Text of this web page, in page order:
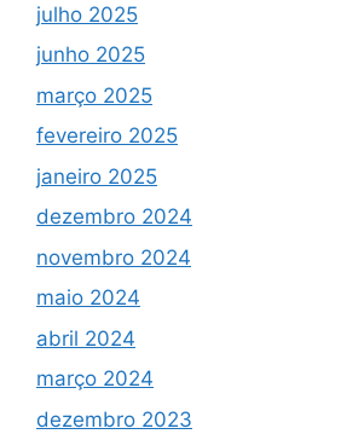
julho 2025
junho 2025
março 2025
fevereiro 2025
janeiro 2025
dezembro 2024
novembro 2024
maio 2024
abril 2024
março 2024
dezembro 2023